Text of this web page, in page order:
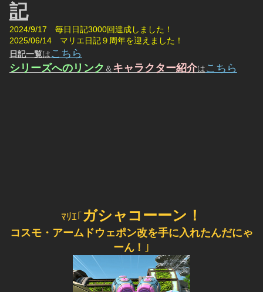
記
2024/9/17　毎日日記3000回達成しました！
2025/06/14　マリエ日記９周年を迎えました！
日記一覧はこちら
シリーズへのリンク ＆ キャラクター紹介はこちら
ﾏﾘｴ｢ ガシャコーーン！
コスモ・アームドウェポン改を手に入れたんだにゃ
ーん！ ｣